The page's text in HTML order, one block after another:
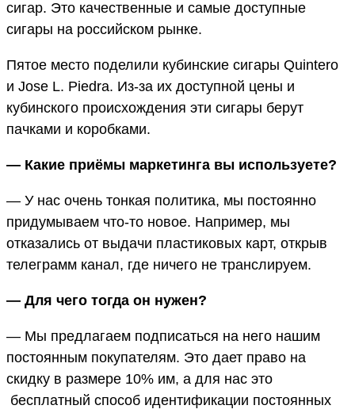
сигар. Это качественные и самые доступные
сигары на российском рынке.
Пятое место поделили кубинские сигары Quintero
и Jose L. Piedra. Из-за их доступной цены и
кубинского происхождения эти сигары берут
пачками и коробками.
— Какие приёмы маркетинга вы используете?
— У нас очень тонкая политика, мы постоянно
придумываем что-то новое. Например, мы
отказались от выдачи пластиковых карт, открыв
телеграмм канал, где ничего не транслируем.
— Для чего тогда он нужен?
— Мы предлагаем подписаться на него нашим
постоянным покупателям. Это дает право на
скидку в размере 10% им, а для нас это
бесплатный способ идентификации постоянных